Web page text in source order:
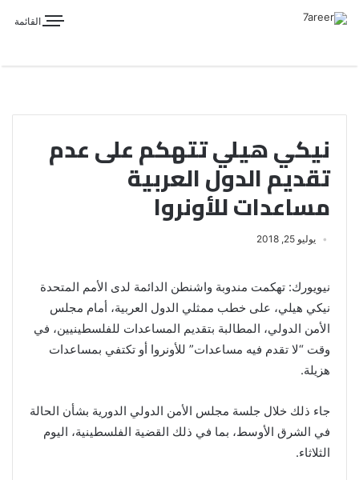
القائمة
نيكي هيلي تتهكم على عدم
تقديم الدول العربية
مساعدات للأونروا
يوليو 25, 2018
نيويورك: تهكمت مندوبة واشنطن الدائمة لدى الأمم المتحدة
نيكي هيلي، على خطب ممثلي الدول العربية، أمام مجلس
الأمن الدولي، المطالبة بتقديم المساعدات للفلسطينيين، في
وقت “لا تقدم فيه مساعدات” للأونروا أو تكتفي بمساعدات
هزيلة.
جاء ذلك خلال جلسة مجلس الأمن الدولي الدورية بشأن الحالة
في الشرق الأوسط، بما في ذلك القضية الفلسطينية، اليوم
الثلاثاء.